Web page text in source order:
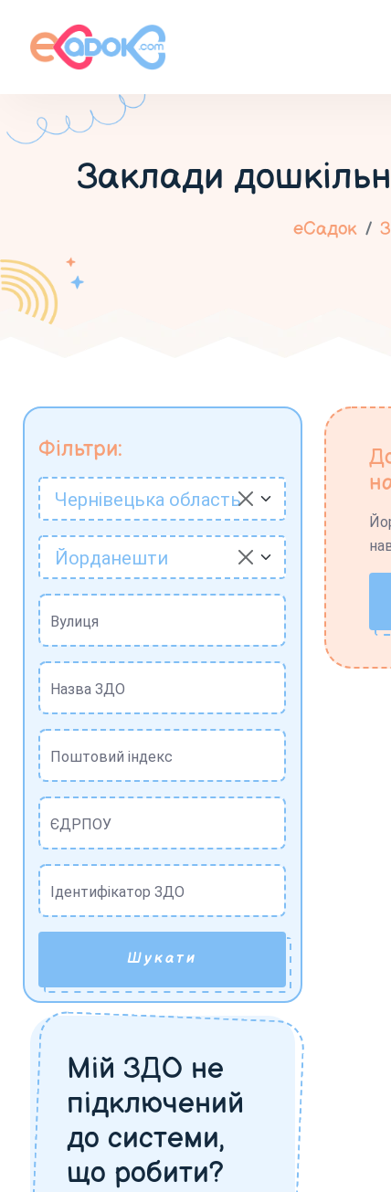
Заклади
еСадок
Фільтри:
Чернівецька область
Йорданешти
Вулиця
Назва ЗДО
Поштовий індекс
ЄДРПОУ
Ідентифікатор ЗДО
Шукати
Мій ЗДО не
підключений
до системи,
що робити?